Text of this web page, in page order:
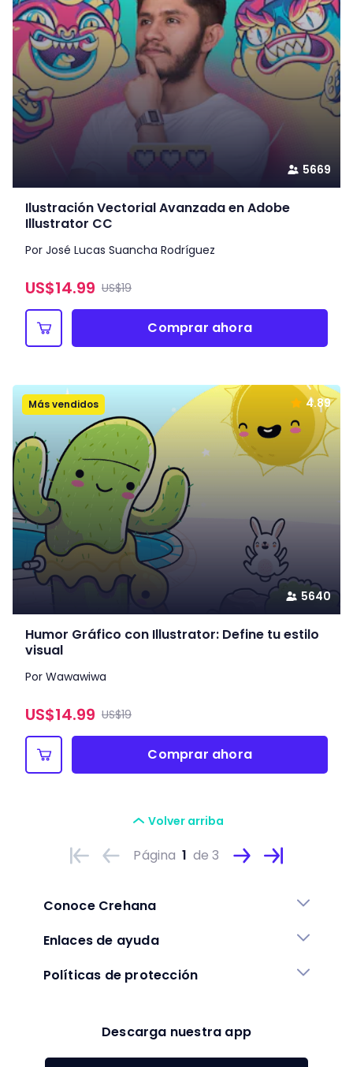
5669
Ilustración Vectorial Avanzada en Adobe
Illustrator CC
Por José Lucas Suancha Rodríguez
US$14.99 US$19
Comprar ahora
Más vendidos
5640
4.89
Humor Gráfico con Illustrator: Define tu estilo
visual
Por Wawawiwa
US$14.99 US$19
Comprar ahora
Volver arriba
Página 1 de 3
Conoce Crehana
Enlaces de ayuda
Políticas de protección
Descarga nuestra app